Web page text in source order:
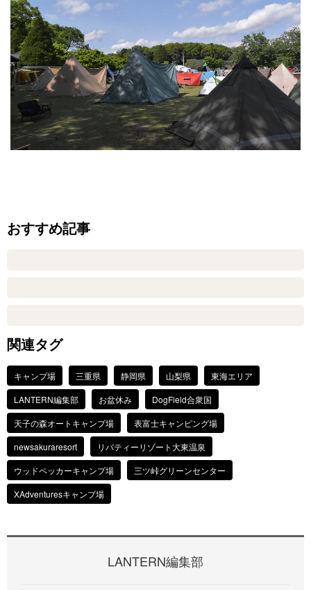
おすすめ記事
関連タグ
キャンプ場 三重県 静岡県 山梨県
東海エリア
LANTERN編集部
お盆休み
DogField合衆国
天子の森オートキャンプ場
表富士キャンピング場
newsakuraresort
リバティーリゾート大東温泉
ウッドペッカーキャンプ場
三ツ峠グリーンセンター
XAdventuresキャンプ場
LANTERN編集部